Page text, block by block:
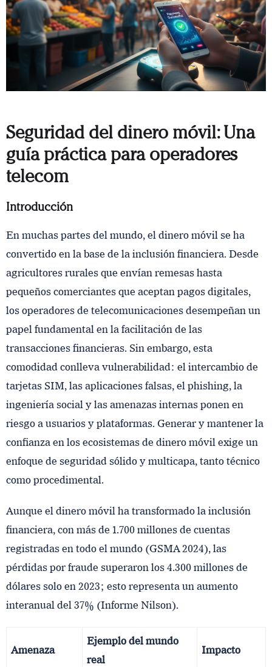
Seguridad del dinero móvil: Una
guía práctica para operadores
telecom
Introducción
En muchas partes del mundo, el dinero móvil se ha
convertido en la base de la inclusión financiera. Desde
agricultores rurales que envían remesas hasta
pequeños comerciantes que aceptan pagos digitales,
los operadores de telecomunicaciones desempeñan un
papel fundamental en la facilitación de las
transacciones financieras. Sin embargo, esta
comodidad conlleva vulnerabilidad: el intercambio de
tarjetas SIM, las aplicaciones falsas, el phishing, la
ingeniería social y las amenazas internas ponen en
riesgo a usuarios y plataformas. Generar y mantener la
confianza en los ecosistemas de dinero móvil exige un
enfoque de seguridad sólido y multicapa, tanto técnico
como procedimental.
Aunque el dinero móvil ha transformado la inclusión
financiera, con más de 1.700 millones de cuentas
registradas en todo el mundo (GSMA 2024), las
pérdidas por fraude superaron los 4.300 millones de
dólares solo en 2023; esto representa un aumento
interanual del 37% (Informe Nilson).
Amenaza
Ejemplo del mundo
real
Impacto